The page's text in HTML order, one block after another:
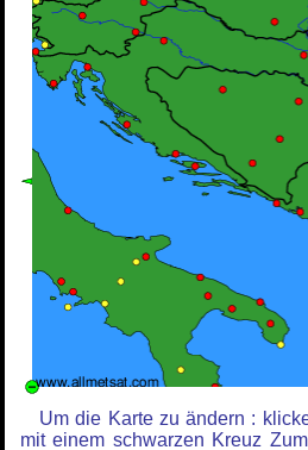
Um die Karte zu ändern :
mit einem schwarzen Kreuz